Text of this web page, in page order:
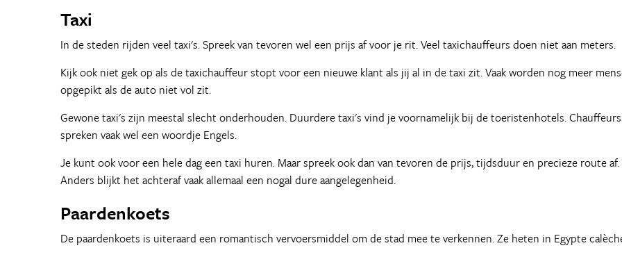
Taxi
In de steden rijden veel taxi's. Spreek van tevoren wel een prijs af voor je rit. Veel taxichauffeurs doen niet aan meters.
Kijk ook niet gek op als de taxichauffeur stopt voor een nieuwe klant als jij al in de taxi zit. Vaak worden nog meer
opgepikt als de auto niet vol zit.
Gewone taxi's zijn meestal slecht onderhouden. Duurdere taxi's vind je voornamelijk bij de toeristenhotels. Chauffeurs
spreken vaak wel een woordje Engels.
Je kunt ook voor een hele dag een taxi huren. Maar spreek ook dan van tevoren de prijs, tijdsduur en precieze route af.
Anders blijkt het achteraf vaak allemaal een nogal dure aangelegenheid.
Paardenkoets
De paardenkoets is uiteraard een romantisch vervoersmiddel om de stad mee te verkennen. Ze heten in Egypte